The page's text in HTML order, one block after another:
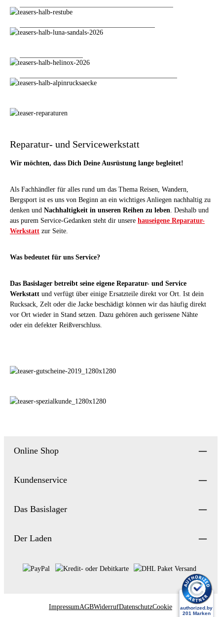
RESTUBE - SICHER IM WASSER
ENDLICH: LUNA SANDALS
ENDLICH: LUNA SANDALS
HELINOX
KLETTER- & ALPINRUCKSÄCKE
KLETTER- & ALPINRUCKSÄCKE
Mehr erfahren
Reparatur- und Servicewerkstatt
Wir möchten, dass Dich Deine Ausrüstung lange begleitet!
Als Fachhändler für alles rund um das Thema Reisen, Wandern,
Bergsport ist es uns von Beginn an ein wichtiges Anliegen nachhaltig zu
denken und Nachhaltigkeit in unseren Reihen zu leben . Deshalb und
aus purem Service-Gedanken steht dir unsere hauseigene Reparatur-
Werkstatt zur Seite.
Was bedeutet für uns Service?
Das Basislager betreibt seine eigene Reparatur- und Service
Werkstatt und verfügt über einige Ersatzteile direkt vor Ort. Ist dein
Rucksack, Zelt oder die Jacke beschädigt können wir das häufig direkt
vor Ort wieder in Stand setzen. Dazu gehören auch gerissene Nähte
oder ein defekter Reißverschluss.
Mehr erfahren
Mehr erfahren
Online Shop
Kundenservice
Das Basislager
Der Laden
ImpressumAGBWiderrufDatenschutzCookie